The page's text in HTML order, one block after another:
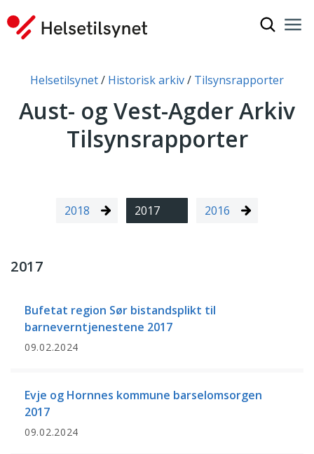
Du er her:
Helsetilsynet Historisk arkiv Tilsynsrapporter
Aust- og Vest-Agder Arkiv
Tilsynsrapporter
2018 2017 2016
2017
Bufetat region Sør bistandsplikt til
barneverntjenestene 2017
09.02.2024
Evje og Hornnes kommune barselomsorgen
2017
09.02.2024